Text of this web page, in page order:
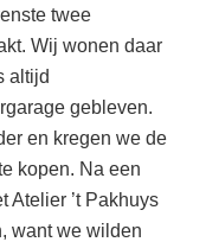
twee
Wij wonen daar
altijd
gebleven.
en kregen we de
kopen. Na een
Atelier ’t Pakhuys
want we wilden